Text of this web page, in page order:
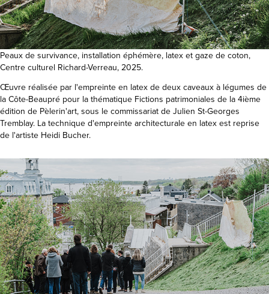
Peaux de survivance, installation éphémère, latex et gaze de coton,
Centre culturel Richard-Verreau, 2025.
Œuvre réalisée par l'empreinte en latex de deux caveaux à légumes de
la Côte-Beaupré pour la thématique Fictions patrimoniales de la 4ième
édition de Pèlerin'art, sous le commissariat de Julien St-Georges
Tremblay. La technique d'empreinte architecturale en latex est reprise
de l'artiste Heidi Bucher.